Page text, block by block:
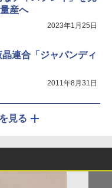
産へ
2023年1月25日
連合「ジャパンディ
2011年8月31日
見る